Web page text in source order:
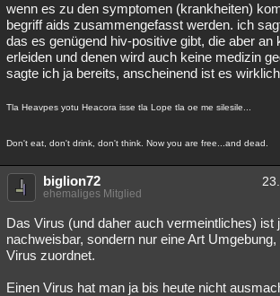
wenn es zu den symptomen (krankheiten)
begriff aids zusammengefasst werden. ich
das es genügend hiv-positive gibt, die aber an
erleiden und denen wird auch keine medizin
sagte ich ja bereits, anscheinend ist es
Tla Heavpes yotu Heacora isse tla Lope tla oe me silesile...
Don't eat, don't drink, don't think. Now you are free...and dead.
biglion72
ehemaliges Mitglied
Das Virus (und daher auch vermeintliches) ist
nachweisbar, sondern nur eine Art
Virus zuordnet.
Einen Virus hat man ja bis heute nicht